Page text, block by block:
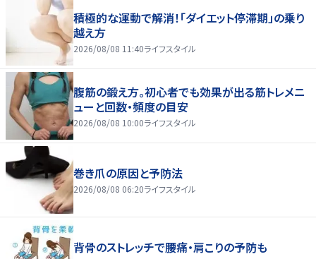
積極的な運動で解消！「ダイエット停滞期」の乗り
越え方
2026/08/08 11:40ライフスタイル
腹筋の鍛え方。初心者でも効果が出る筋トレメニ
ューと回数・頻度の目安
2026/08/08 10:00ライフスタイル
巻き爪の原因と予防法
2026/08/08 06:20ライフスタイル
背骨のストレッチで腰痛・肩こりの予防も